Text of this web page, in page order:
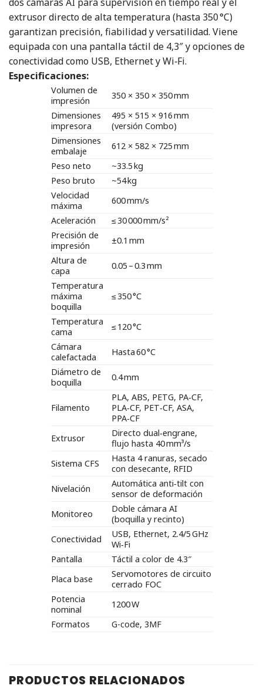
extrusor directo de alta temperatura (hasta 350 °C)
garantizan precisión, fiabilidad y versatilidad. Viene
equipada con una pantalla táctil de 4,3″ y opciones de
conectividad como USB, Ethernet y Wi‑Fi.
Especificaciones:
Volumen de
impresión
350 × 350 × 350 mm
Dimensiones
impresora
495 × 515 × 916 mm
(versión Combo)
Dimensiones
embalaje
612 × 582 × 725 mm
Peso neto
~33.5 kg
Peso bruto
~54 kg
Velocidad
máxima
600 mm/s
Aceleración
≤ 30 000 mm/s²
Precisión de
impresión
±0.1 mm
Altura de
capa
0.05 – 0.3 mm
Temperatura
máxima
boquilla
≤ 350 °C
Temperatura
cama
≤ 120 °C
Cámara
calefactada
Hasta 60 °C
Diámetro de
boquilla
0.4 mm
Filamento
PLA, ABS, PETG, PA‑CF,
PLA‑CF, PET‑CF, ASA,
PPA‑CF
Extrusor
Directo dual‑engrane,
flujo hasta 40 mm³/s
Sistema CFS
Hasta 4 ranuras, secado
con desecante, RFID
Nivelación
Automática anti‑tilt con
sensor de deformación
Monitoreo
Doble cámara AI
(boquilla y recinto)
Conectividad
USB, Ethernet, 2.4/5 GHz
Wi‑Fi
Pantalla
Táctil a color de 4.3″
Placa base
Servomotores de circuito
cerrado FOC
Potencia
nominal
1200 W
Formatos
G-code, 3MF
PRODUCTOS RELACIONADOS